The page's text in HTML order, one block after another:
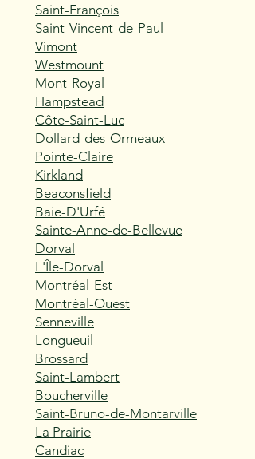
Saint-François
Saint-Vincent-de-Paul
Vimont
Westmount
Mont-Royal
Hampstead
Côte-Saint-Luc
Dollard-des-Ormeaux
Pointe-Claire
Kirkland
Beaconsfield
Baie-D'Urfé
Sainte-Anne-de-Bellevue
Dorval
L'Île-Dorval
Montréal-Est
Montréal-Ouest
Senneville
Longueuil
Brossard
Saint-Lambert
Boucherville
Saint-Bruno-de-Montarville
La Prairie
Candiac